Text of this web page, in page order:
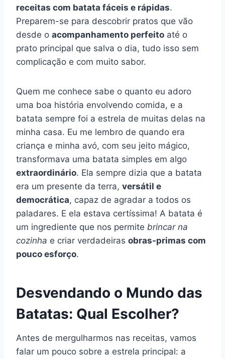
receitas com batata fáceis e rápidas.
Preparem-se para descobrir pratos que vão
desde o acompanhamento perfeito até o
prato principal que salva o dia, tudo isso sem
complicação e com muito sabor.
Quem me conhece sabe o quanto eu adoro
uma boa história envolvendo comida, e a
batata sempre foi a estrela de muitas delas na
minha casa. Eu me lembro de quando era
criança e minha avó, com seu jeito mágico,
transformava uma batata simples em algo
extraordinário. Ela sempre dizia que a batata
era um presente da terra, versátil e
democrática, capaz de agradar a todos os
paladares. E ela estava certíssima! A batata é
um ingrediente que nos permite brincar na
cozinha e criar verdadeiras obras-primas com
pouco esforço.
Desvendando o Mundo das
Batatas: Qual Escolher?
Antes de mergulharmos nas receitas, vamos
falar um pouco sobre a estrela principal: a